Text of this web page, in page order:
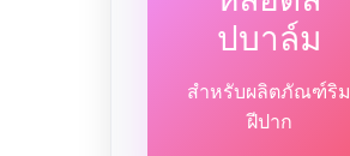
ปบาล์ม
สำหรับผลิตภัณฑ์ริม
ฝีปาก